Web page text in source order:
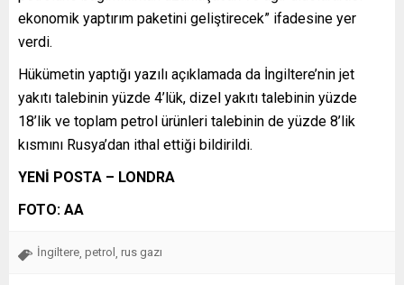
ekonomik yaptırım paketini geliştirecek” ifadesine yer
verdi.
Hükümetin yaptığı yazılı açıklamada da İngiltere’nin jet
yakıtı talebinin yüzde 4’lük, dizel yakıtı talebinin yüzde
18’lik ve toplam petrol ürünleri talebinin de yüzde 8’lik
kısmını Rusya’dan ithal ettiği bildirildi.
YENİ POSTA – LONDRA
FOTO: AA
İngiltere petrol rus gazı